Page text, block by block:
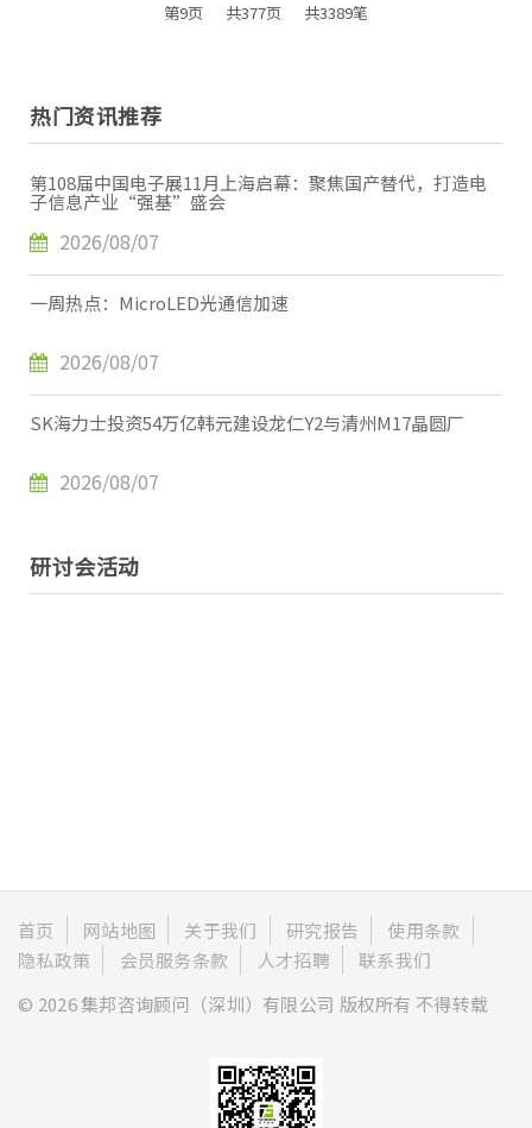
第9页 共377页 共3389笔
热门资讯推荐
第108届中国电子展11月上海启幕：聚焦国产替代，打造电
子信息产业“强基”盛会
2026/08/07
一周热点：MicroLED光通信加速
2026/08/07
SK海力士投资54万亿韩元建设龙仁Y2与清州M17晶圆厂
2026/08/07
研讨会活动
首页 网站地图 关于我们 研究报告
使用条款
隐私政策
会员服务条款 人才招聘
联系我们
© 2026 集邦咨询顾问（深圳）有限公司 版权所有 不得转载